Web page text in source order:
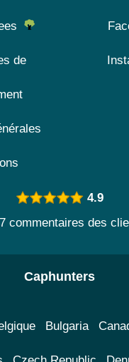
de
4.9
commentaires des
Caphunters
Bulgaria